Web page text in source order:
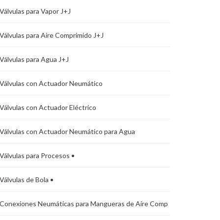
Válvulas para Vapor J+J
Válvulas para Aire Comprimido J+J
Válvulas para Agua J+J
Válvulas con Actuador Neumático
Válvulas con Actuador Eléctrico
Válvulas con Actuador Neumático para Agua
Válvulas para Procesos •
Válvulas de Bola •
Conexiones Neumáticas para Mangueras de Aire Comp